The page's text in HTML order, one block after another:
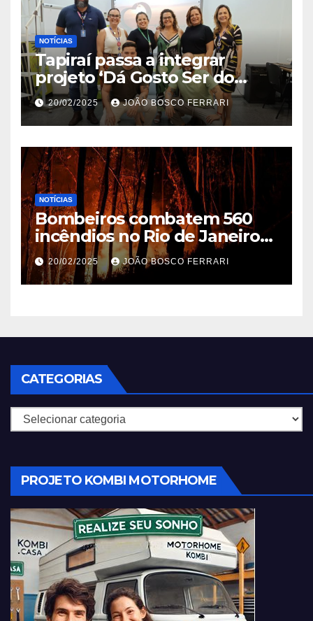
NOTÍCIAS
Tapiraí passa a integrar
projeto ‘Dá Gosto Ser do
Ribeira’ | ASN São Paulo
20/02/2025 JOÃO BOSCO FERRARI
NOTÍCIAS
Bombeiros combatem 560
incêndios no Rio de Janeiro
em 2025
20/02/2025 JOÃO BOSCO FERRARI
CATEGORIAS
Categorias
PROJETO KOMBI MOTORHOME